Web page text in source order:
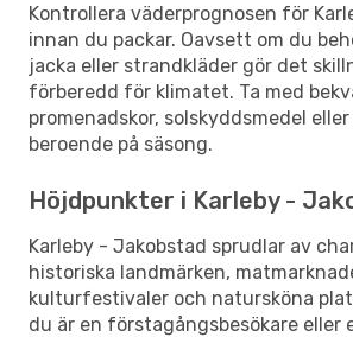
Kontrollera väderprognosen för
innan du packar. Oavsett om du
jacka eller strandkläder gör det
förberedd för klimatet. Ta med
promenadskor, solskyddsmedel
beroende på säsong.
Höjdpunkter i Karleby -
Karleby - Jakobstad sprudlar av
historiska landmärken,
kulturfestivaler och natursköna
du är en förstagångsbesökare eller